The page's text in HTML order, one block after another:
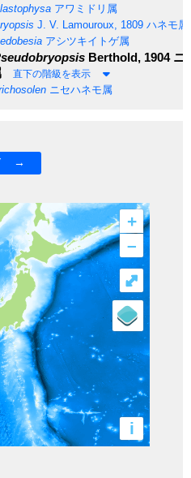
アワミドリ属
J. V. Lamouroux, 1809 ハネモ属
アシツキイトゲ属
Berthold, 1904ニ
直下の階級を表示
ニセハネモ属
→
+
–
i
⤢